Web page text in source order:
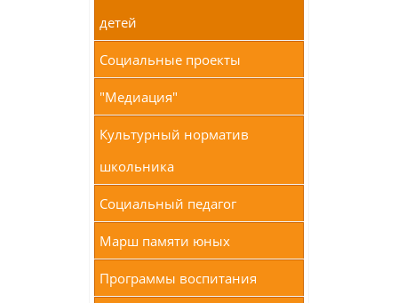
детей
Социальные проекты
"Медиация"
Культурный норматив
школьника
Социальный педагог
Марш памяти юных
Программы воспитания